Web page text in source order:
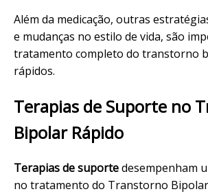
Além da medicação, outras
e mudanças no estilo de vida, são
tratamento completo do transtorno
rápidos.
Terapias de Suporte no
Bipolar Rápido
Terapias de suportedesempenham
no tratamento do Transtorno